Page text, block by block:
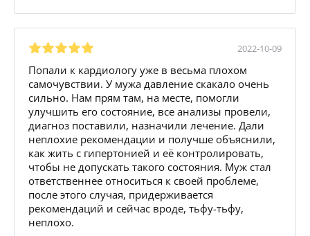
2022-10-09
Попали к кардиологу уже в весьма плохом
самочувствии. У мужа давление скакало очень
сильно. Нам прям там, на месте, помогли
улучшить его состояние, все анализы провели,
диагноз поставили, назначили лечение. Дали
неплохие рекомендации и получше объяснили,
как жить с гипертонией и её контролировать,
чтобы не допускать такого состояния. Муж стал
ответственнее относиться к своей проблеме,
после этого случая, придерживается
рекомендаций и сейчас вроде, тьфу-тьфу,
неплохо.